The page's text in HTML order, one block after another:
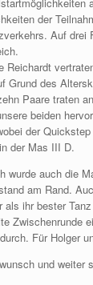
der
Auf
Reichardt
Grund des
Paare traten
beiden
der
der Mas III D.
wurde auch die
am Rand.
als ihr bester
Zwischenrunde
Für Holger
und weiter